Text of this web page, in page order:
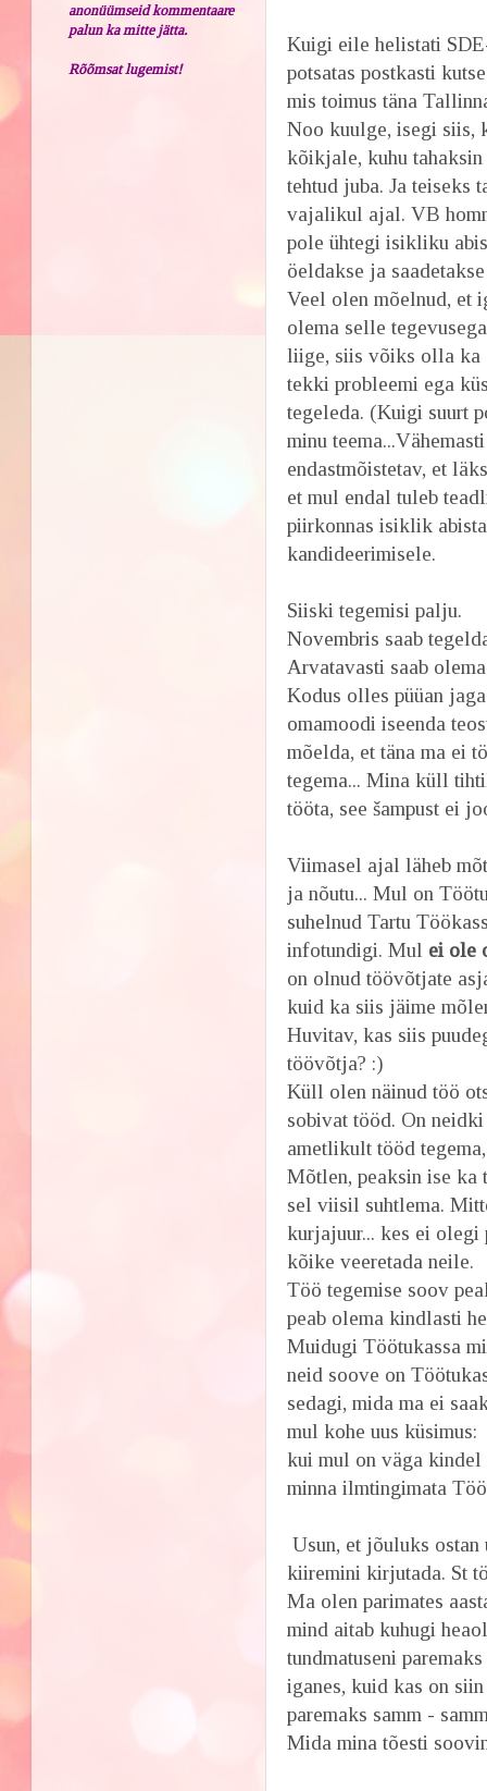
Kuigi eile helistati
potsatas postkasti
mis toimus täna
Noo kuulge, isegi siis,
kõikjale, kuhu
tehtud juba. Ja teiseks
vajalikul ajal. VB
pole ühtegi isikliku
öeldakse ja
Veel olen mõelnud, et
olema selle
liige, siis võiks olla ka
tekki probleemi ega
tegeleda. (Kuigi suurt
minu
endastmõistetav, et
et mul endal tuleb
piirkonnas isiklik
kandideerimisele.
Siiski tegemisi palju.
Novembris saab
Arvatavasti saab
Kodus olles püüan
omamoodi iseenda
mõelda, et täna ma ei
tegema... Mina küll
tööta, see šampust ei
Viimasel ajal läheb
ja nõutu... Mul on
suhelnud Tartu
infotundigi. Mul ei ole
on olnud töövõtjate
kuid ka siis jäime
Huvitav, kas siis
töövõtja? :)
Küll olen näinud töö
sobivat tööd. On
ametlikult tööd
Mõtlen, peaksin ise ka
sel viisil suhtlema.
kurjajuur... kes ei olegi
kõike veeretada neile.
Töö tegemise soov
peab olema kindlasti
Muidugi Töötukassa
neid soove on
sedagi, mida ma ei
mul kohe uus küsimus:
kui mul on väga kindel
minna ilmtingimata
Usun, et jõuluks
kiiremini kirjutada. St
Ma olen parimates
mind aitab kuhugi
tundmatuseni
iganes, kuid kas on
paremaks samm -
Mida mina tõesti
anonüümseid kommentaare
palun ka mitte jätta.
Rõõmsat lugemist!